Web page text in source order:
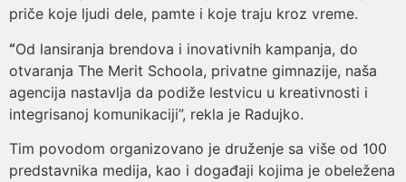
priče koje ljudi dele, pamte i koje traju kroz vreme.
“Od lansiranja brendova i inovativnih kampanja, do
otvaranja The Merit Schoola, privatne gimnazije, naša
agencija nastavlja da podiže lestvicu u kreativnosti i
integrisanoj komunikaciji”, rekla je Radujko.
Tim povodom organizovano je druženje sa više od 100
predstavnika medija, kao i događaji kojima je obeležena